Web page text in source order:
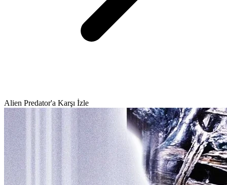
Alien Predator'a Karşı İzle